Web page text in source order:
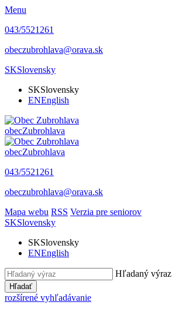
Menu
043/5521261
obeczubrohlava@orava.sk
SKSlovensky
SKSlovensky
ENEnglish
obecZubrohlava
obecZubrohlava
043/5521261
obeczubrohlava@orava.sk
Mapa webu RSS Verzia pre seniorov
SKSlovensky
SKSlovensky
ENEnglish
Hľadaný výraz
Hľadať
rozšírené vyhľadávanie